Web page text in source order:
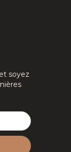
soyez